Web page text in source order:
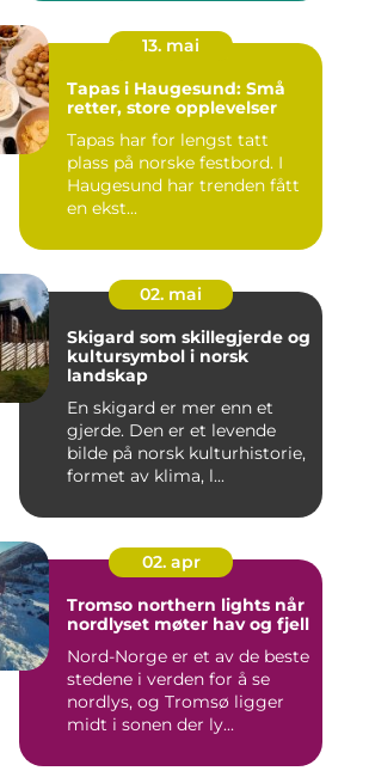
13. mai
Tapas i Haugesund: Små
retter, store opplevelser
Tapas har for lengst tatt
plass på norske festbord. I
Haugesund har trenden fått
en ekst...
02. mai
Skigard som skillegjerde og
kultursymbol i norsk
landskap
En skigard er mer enn et
gjerde. Den er et levende
bilde på norsk kulturhistorie,
formet av klima, l...
02. apr
Tromso northern lights når
nordlyset møter hav og fjell
Nord-Norge er et av de beste
stedene i verden for å se
nordlys, og Tromsø ligger
midt i sonen der ly...